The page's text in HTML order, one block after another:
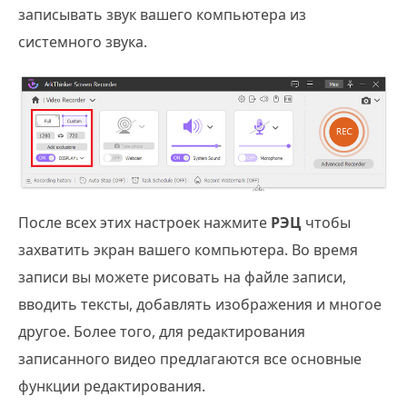
записывать звук вашего компьютера из
системного звука.
После всех этих настроек нажмите РЭЦ чтобы
захватить экран вашего компьютера. Во время
записи вы можете рисовать на файле записи,
вводить тексты, добавлять изображения и многое
другое. Более того, для редактирования
записанного видео предлагаются все основные
функции редактирования.